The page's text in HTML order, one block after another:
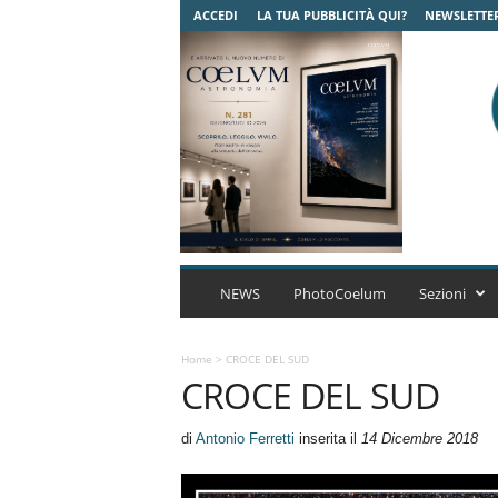
ACCEDI LA TUA PUBBLICITÀ QUI?
C
m
A
r
NEWS PhotoCoelum Sezioni
Home > CROCE DEL SUD
CROCE DEL SUD
di Antonio Ferretti inserita il 14 Dicembre 2018